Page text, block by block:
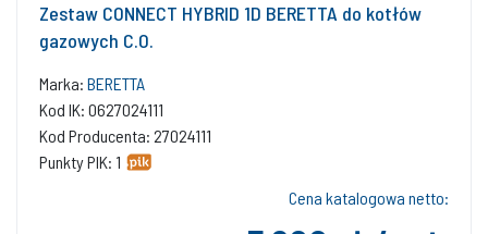
Zestaw CONNECT HYBRID 1D BERETTA do kotłów
gazowych C.O.
Marka: BERETTA
Kod IK: 0627024111
Kod Producenta: 27024111
Punkty PIK: 1
Cena katalogowa netto: